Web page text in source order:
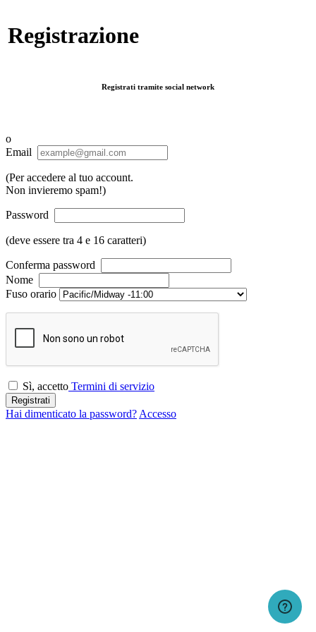
Registrazione
Registrati tramite social network
o
Email
(Per accedere al tuo account.
Non invieremo spam!)
Password
(deve essere tra 4 e 16 caratteri)
Conferma password
Nome
Fuso orario
Sì, accetto Termini di servizio
Registrati
Hai dimenticato la password? Accesso